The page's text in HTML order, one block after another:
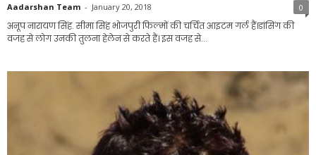
Aadarshan Team - January 20, 2018 0
अनूप नारायण सिंह. सीमा सिंह भोजपुरी फिल्मों की चर्चित आइटम गर्ल हैं।डांसिंग की
वजह से लोग उनकी तुलना हेलेन से करते हैं। इस वजह से...